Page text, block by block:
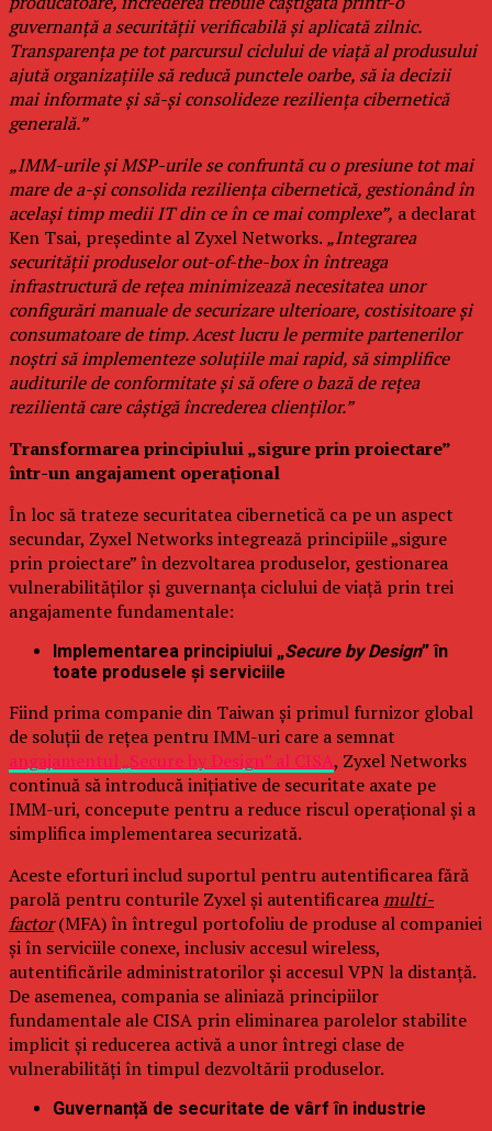
guvernanță a securității verificabilă și aplicată zilnic.
Transparența pe tot parcursul ciclului de viață al produsului
ajută organizațiile să reducă punctele oarbe, să ia decizii
mai informate și să-și consolideze reziliența cibernetică
generală.”
„IMM-urile și MSP-urile se confruntă cu o presiune tot mai
mare de a-și consolida reziliența cibernetică, gestionând în
același timp medii IT din ce în ce mai complexe”, a declarat
Ken Tsai, președinte al Zyxel Networks. „Integrarea
securității produselor out-of-the-box în întreaga
infrastructură de rețea minimizează necesitatea unor
configurări manuale de securizare ulterioare, costisitoare și
consumatoare de timp. Acest lucru le permite partenerilor
noștri să implementeze soluțiile mai rapid, să simplifice
auditurile de conformitate și să ofere o bază de rețea
rezilientă care câștigă încrederea clienților.”
Transformarea principiului „sigure prin proiectare”
într-un angajament operațional
În loc să trateze securitatea cibernetică ca pe un aspect
secundar, Zyxel Networks integrează principiile „sigure
prin proiectare” în dezvoltarea produselor, gestionarea
vulnerabilităților și guvernanța ciclului de viață prin trei
angajamente fundamentale:
Implementarea principiului „Secure by Design” în
toate produsele și serviciile
Fiind prima companie din Taiwan și primul furnizor global
de soluții de rețea pentru IMM-uri care a semnat
angajamentul „Secure by Design” al CISA, Zyxel Networks
continuă să introducă inițiative de securitate axate pe
IMM-uri, concepute pentru a reduce riscul operațional și a
simplifica implementarea securizată.
Aceste eforturi includ suportul pentru autentificarea fără
parolă pentru conturile Zyxel și autentificareamulti-
factor(MFA) în întregul portofoliu de produse al companiei
și în serviciile conexe, inclusiv accesul wireless,
autentificările administratorilor și accesul VPN la distanță.
De asemenea, compania se aliniază principiilor
fundamentale ale CISA prin eliminarea parolelor stabilite
implicit și reducerea activă a unor întregi clase de
vulnerabilități în timpul dezvoltării produselor.
Guvernanță de securitate de vârf în industrie